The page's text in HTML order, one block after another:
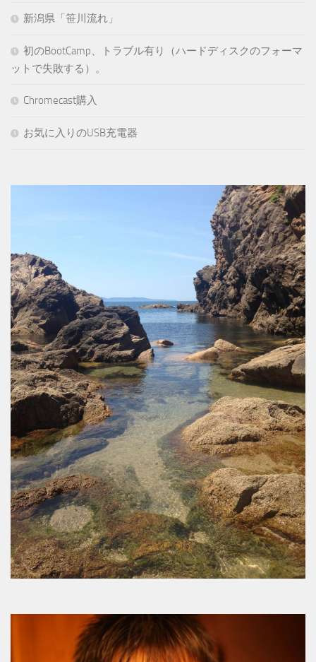
新潟県「笹川流れ」
初のBootCamp、トラブル有り（ハードディスクのフォーマ
ットで失敗する）。
Chromecast購入
お気に入りのUSB充電器